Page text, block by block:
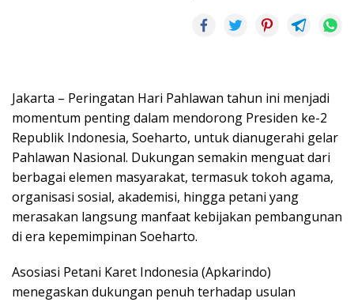
Jakarta – Peringatan Hari Pahlawan tahun ini menjadi
momentum penting dalam mendorong Presiden ke-2
Republik Indonesia, Soeharto, untuk dianugerahi gelar
Pahlawan Nasional. Dukungan semakin menguat dari
berbagai elemen masyarakat, termasuk tokoh agama,
organisasi sosial, akademisi, hingga petani yang
merasakan langsung manfaat kebijakan pembangunan
di era kepemimpinan Soeharto.
Asosiasi Petani Karet Indonesia (Apkarindo)
menegaskan dukungan penuh terhadap usulan